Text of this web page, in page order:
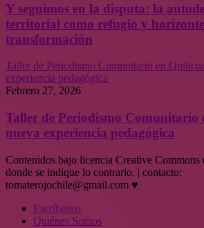
Y seguimos en la disputa: la
territorial como refugio y
transformación
Taller de Periodismo Comunitario en
experiencia pedagógica
Febrero 27, 2026
Taller de Periodismo Comunitario
nueva experiencia pedagógica
Contenidos bajo licencia Creative
donde se indique lo contrario. | contacto:
tomaterojochile@gmail.com ♥
Escríbenos
Quiénes Somos